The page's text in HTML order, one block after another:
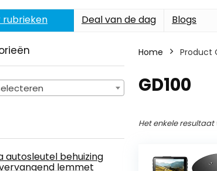
rubrieken Deal van de dag Blogs
autosleutel behuizing
lemmet
Home Product
‎GD100
Het enkele